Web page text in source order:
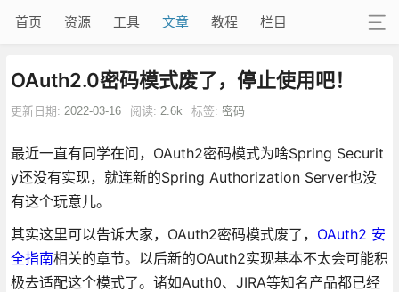
首页 资源 工具 文章 教程 栏目
OAuth2.0密码模式废了，停止使用吧！
更新日期: 2022-03-16 阅读: 2.6k 标签: 密码
最近一直有同学在问，OAuth2密码模式为啥Spring Securit
y还没有实现，就连新的Spring Authorization Server也没
有这个玩意儿。
其实这里可以告诉大家，OAuth2密码模式废了， OAuth2 安
全指南相关的章节。以后新的OAuth2实现基本不太会可能积
极去适配这个模式了。诸如Auth0、JIRA等知名产品都已经